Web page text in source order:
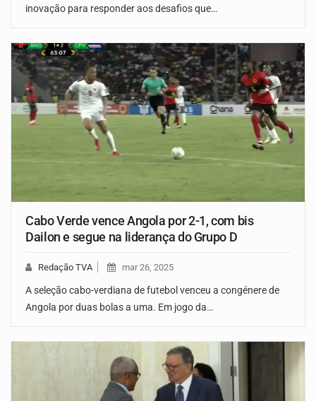
inovação para responder aos desafios que…
Cabo Verde vence Angola por 2-1, com bis
Dailon e segue na liderança do Grupo D
Redação TVA mar 26, 2025
A seleção cabo-verdiana de futebol venceu a congénere de
Angola por duas bolas a uma. Em jogo da…